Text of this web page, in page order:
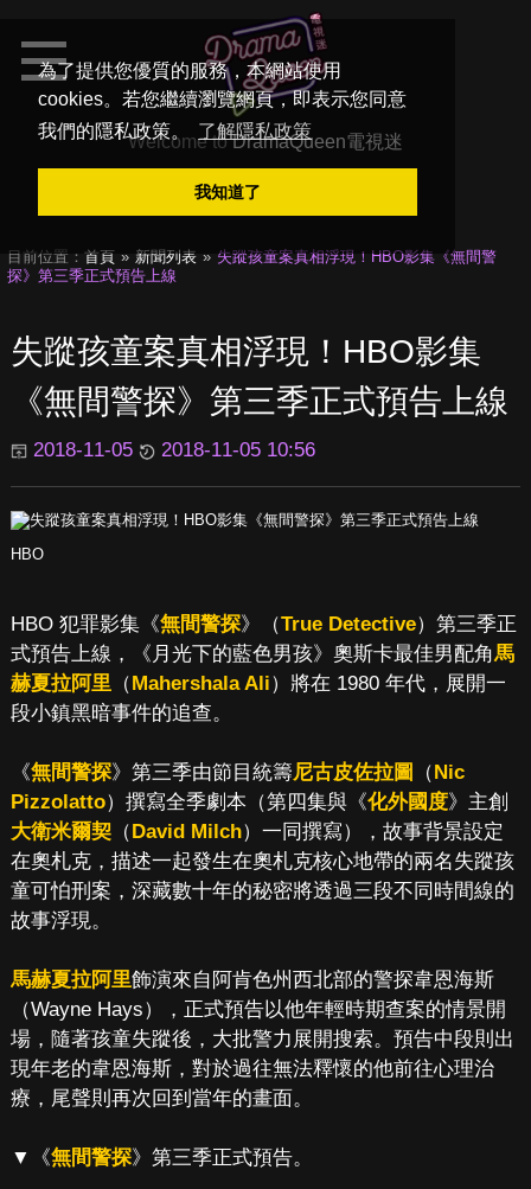
為了提供您優質的服務，本網站使用
cookies。若您繼續瀏覽網頁，即表示您同意
我們的隱私政策。
了解隱私政策
我知道了
Welcome toDramaQueen電視迷
目前位置： 首頁 新聞列表
失蹤孩童案真相浮現！HBO影集《無間警
探》第三季正式預告上線
失蹤孩童案真相浮現！HBO影集
《無間警探》第三季正式預告上線
2018-11-05 2018-11-05 10:56
HBO
HBO 犯罪影集《無間警探》（True Detective）第三季正
式預告上線，《月光下的藍色男孩》奧斯卡最佳男配角馬
赫夏拉阿里（Mahershala Ali）將在 1980 年代，展開一
段小鎮黑暗事件的追查。
《無間警探》第三季由節目統籌尼古皮佐拉圖 （Nic
Pizzolatto）撰寫全季劇本（第四集與《化外國度》主創
大衛米爾契（David Milch）一同撰寫），故事背景設定
在奧札克，描述一起發生在奧札克核心地帶的兩名失蹤孩
童可怕刑案，深藏數十年的秘密將透過三段不同時間線的
故事浮現。
馬赫夏拉阿里飾演來自阿肯色州西北部的警探韋恩海斯
（Wayne Hays），正式預告以他年輕時期查案的情景開
場，隨著孩童失蹤後，大批警力展開搜索。預告中段則出
現年老的韋恩海斯，對於過往無法釋懷的他前往心理治
療，尾聲則再次回到當年的畫面。
▼《無間警探》第三季正式預告。